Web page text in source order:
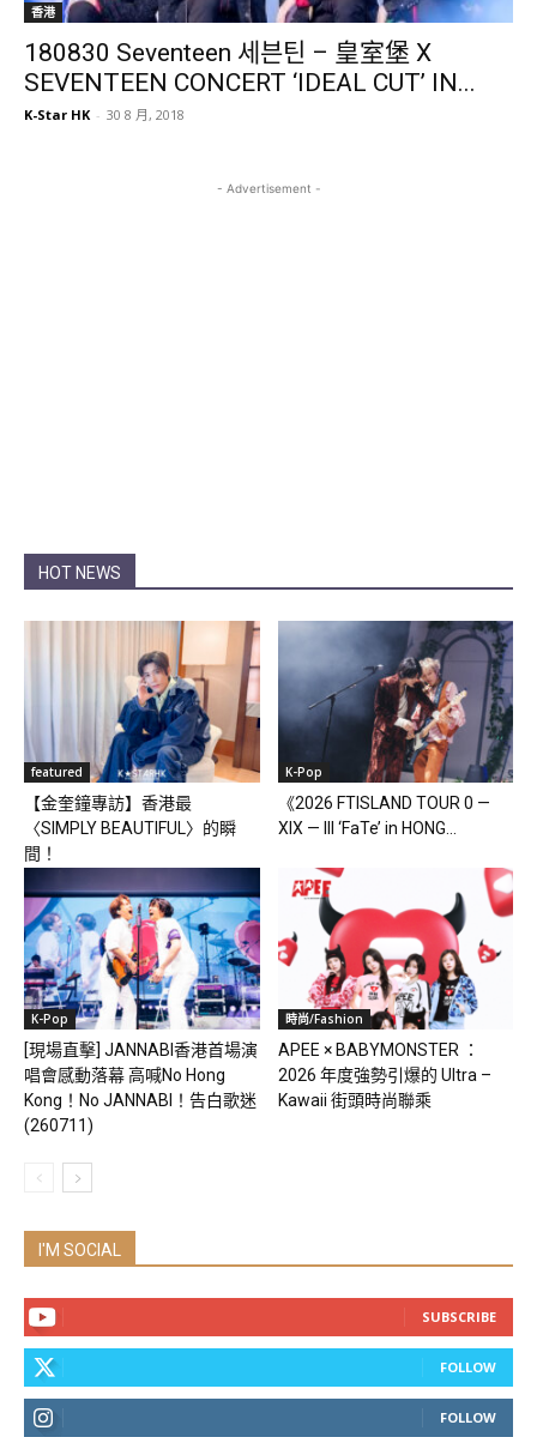
香港
180830 Seventeen 세븐틴 – 皇室堡 X
SEVENTEEN CONCERT ‘IDEAL CUT’ IN...
K-Star HK - 30 8 月, 2018
- Advertisement -
HOT NEWS
featured
【金奎鐘專訪】香港最
〈SIMPLY BEAUTIFUL〉的瞬
間！
K-Pop
《2026 FTISLAND TOUR 0 —
XIX — III ‘FaTe’ in HONG...
K-Pop
[現場直擊] JANNABI香港首場演
唱會感動落幕 高喊No Hong
Kong！No JANNABI！告白歌迷
(260711)
時尚/Fashion
APEE × BABYMONSTER ：
2026 年度強勢引爆的 Ultra –
Kawaii 街頭時尚聯乘
I'M SOCIAL
SUBSCRIBE
FOLLOW
FOLLOW